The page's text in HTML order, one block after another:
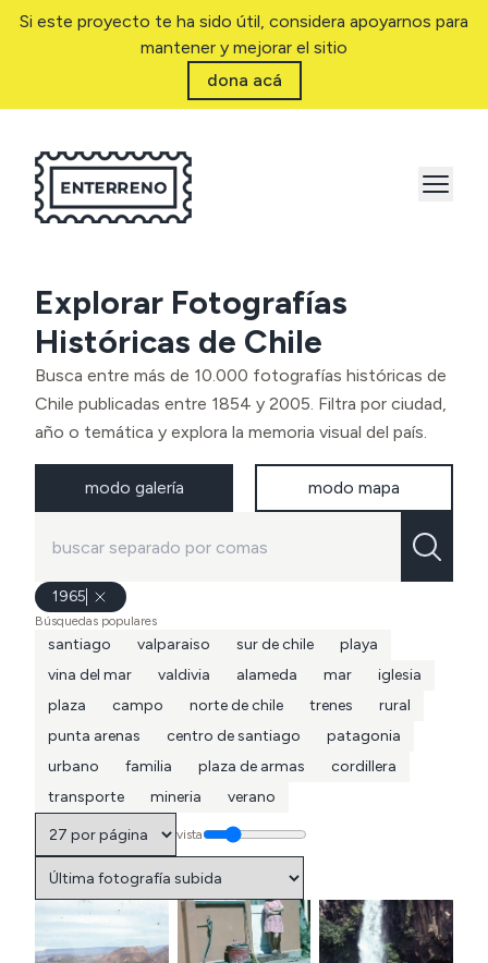
Si este proyecto te ha sido útil, considera apoyarnos para
mantener y mejorar el sitio
dona acá
Explorar Fotografías
Históricas de Chile
Busca entre más de 10.000 fotografías históricas de
Chile publicadas entre 1854 y 2005. Filtra por ciudad,
año o temática y explora la memoria visual del país.
modo galería modo mapa
1965
Búsquedas populares
santiago valparaiso sur de chile
playa
vina del mar
valdivia alameda mar
iglesia
plaza
campo norte de chile trenes
rural
punta arenas
centro de santiago
patagonia
urbano
familia plaza de armas
cordillera
transporte
mineria verano
vista